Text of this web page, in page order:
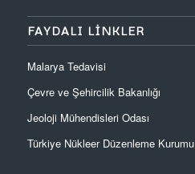
FAYDALI LINKLER
Malarya Tedavisi
Çevre ve Şehircilik Bakanlığı
Jeoloji Mühendisleri Odası
Türkiye Nükleer Düzenleme Kurumu